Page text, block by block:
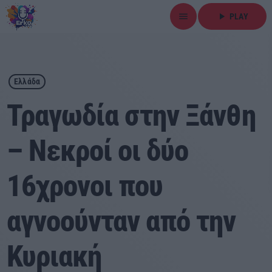
menu play_arrow PLAY
close
play_arrow
Αρχική
Εκπομπές
Τοπικά Νέα
Αθλητικά
Ελλάδα
Τραγωδία στην Ξάνθη
– Νεκροί οι δύο
16χρονοι που
αγνοούνταν από την
Κυριακή